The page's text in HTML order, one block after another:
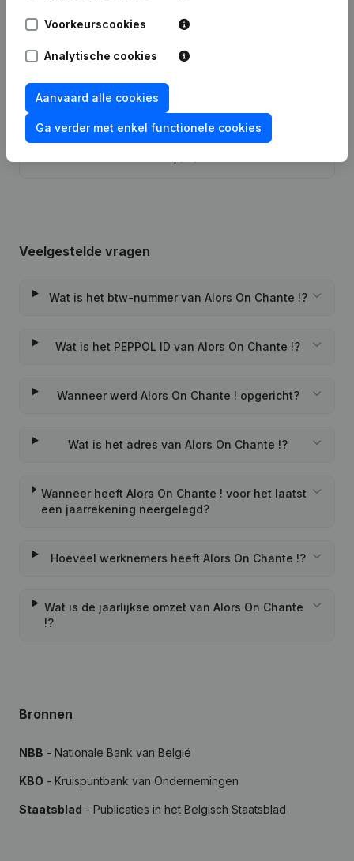
Ontslagnemingen, Benoemingen -
Overige Wijzigingen, …) - Wijziging
Juridische Vorm
08-03-2022
Rubriek Oprichting (Nieuwe
Rechtspersoon, Opening Bijkantoor,
Veelgestelde vragen
Wat is het btw-nummer van Alors On Chante !?
Wat is het PEPPOL ID van Alors On Chante !?
Wanneer werd Alors On Chante ! opgericht?
Wat is het adres van Alors On Chante !?
Wanneer heeft Alors On Chante ! voor het laatst
een jaarrekening neergelegd?
Hoeveel werknemers heeft Alors On Chante !?
Wat is de jaarlijkse omzet van Alors On Chante
!?
Bronnen
NBB - Nationale Bank van België
KBO - Kruispuntbank van Ondernemingen
Staatsblad - Publicaties in het Belgisch Staatsblad
Voorkeurscookies
Analytische cookies
Aanvaard alle cookies
Ga verder met enkel functionele cookies